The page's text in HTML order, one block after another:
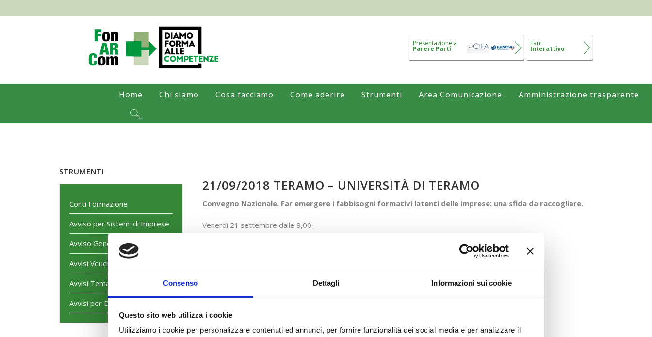
Consenso Dettagli Informazioni sui cookie
Questo sito web utilizza i cookie
Utilizziamo i cookie per personalizzare contenuti ed annunci, per fornire funzionalità dei social media e per analizzare il
Presentazione a
Parere Parti
Farc
Interattivo
Home Chi siamo Cosa facciamo Come aderire Strumenti Area Comunicazione Amministrazione trasparente
STRUMENTI
Conti Formazione
Avviso per Sistemi di Imprese
Avviso Generalista
Avvisi Voucher
Avvisi Tematici
Avvisi per Dirigenti
21/09/2018 TERAMO – UNIVERSITÀ DI TERAMO
Convegno Nazionale. Far emergere i fabbisogni formativi latenti delle imprese: una sfida da raccogliere.
Venerdì 21 settembre dalle 9,00.